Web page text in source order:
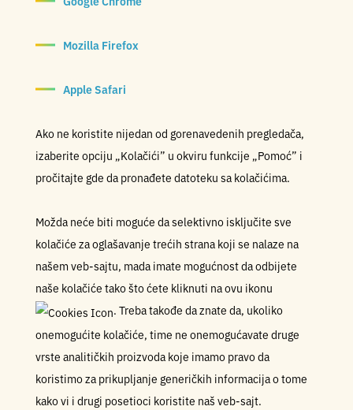
Mozilla Firefox
Apple Safari
Ako ne koristite nijedan od gorenavedenih pregledača,
izaberite opciju „Kolačići” u okviru funkcije „Pomoć” i
pročitajte gde da pronađete datoteku sa kolačićima.
Možda neće biti moguće da selektivno isključite sve
kolačiće za oglašavanje trećih strana koji se nalaze na
našem veb-sajtu, mada imate mogućnost da odbijete
naše kolačiće tako što ćete kliknuti na ovu ikonu
. Treba takođe da znate da, ukoliko
onemogućite kolačiće, time ne onemogućavate druge
vrste analitičkih proizvoda koje imamo pravo da
koristimo za prikupljanje generičkih informacija o tome
kako vi i drugi posetioci koristite naš veb-sajt.